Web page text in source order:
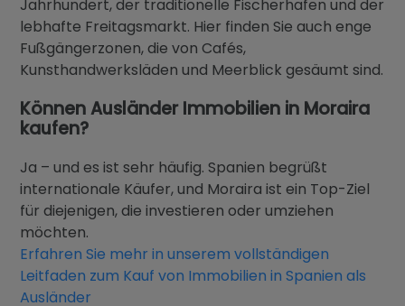
Jahrhundert, der traditionelle Fischerhafen und der
lebhafte Freitagsmarkt. Hier finden Sie auch enge
Fußgängerzonen, die von Cafés,
Kunsthandwerksläden und Meerblick gesäumt sind.
Können Ausländer Immobilien in Moraira
kaufen?
Ja – und es ist sehr häufig. Spanien begrüßt
internationale Käufer, und Moraira ist ein Top-Ziel
für diejenigen, die investieren oder umziehen
möchten.
Erfahren Sie mehr in unserem vollständigen
Leitfaden zum Kauf von Immobilien in Spanien als
Ausländer